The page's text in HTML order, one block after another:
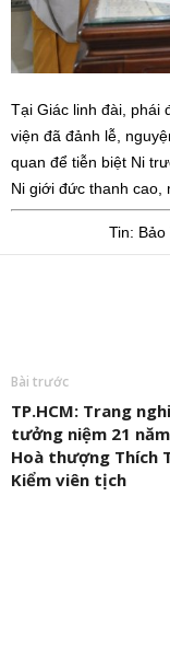
Tại Giác linh đài, phái
viện đã đảnh lễ,
quan để tiễn biệt Ni
Ni giới đức thanh cao,
Tin: Bảo
Bài trước
TP.HCM: Trang
tưởng niệm 21
Hoà thượng Thích
Kiểm viên tịch